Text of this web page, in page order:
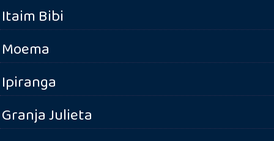
Itaim Bibi
Moema
Ipiranga
Granja Julieta